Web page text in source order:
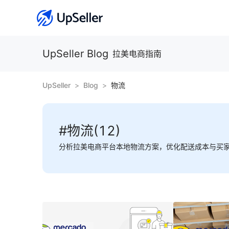
UpSeller Blog 拉美电商指南
UpSeller Blog 物流
#物流(12)
分析拉美电商平台本地物流方案，优化配送成本与买